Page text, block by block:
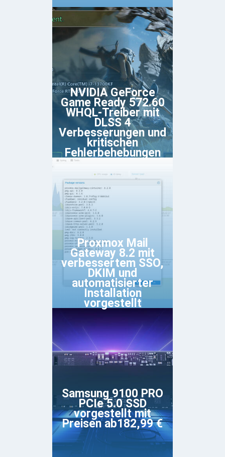
NVIDIA GeForce
Game Ready 572.60
WHQL-Treiber mit
DLSS 4
Verbesserungen und
kritischen
Fehlerbehebungen
Proxmox Mail
Gateway 8.2 mit
verbessertem SSO,
DKIM und
automatisierter
Installation
vorgestellt
Samsung 9100 PRO
PCIe 5.0 SSD
vorgestellt mit
Preisen ab182,99 €